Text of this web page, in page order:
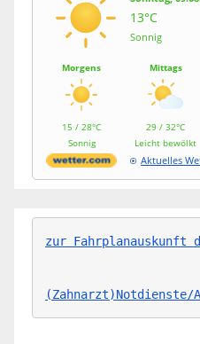
13°C
Sonnig
Morgens
15 / 28°C
Sonnig
Mittags
29 / 32°C
Leicht bewölkt
Aktuelles
zur Fahrplanauskunft
(Zahnarzt)Notdienste/